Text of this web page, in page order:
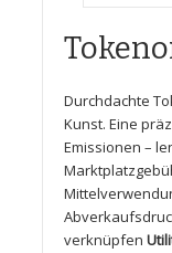
Durchdachte
Kunst. Eine
Emissionen –
verknüpfen